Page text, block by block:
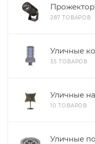
287 ТОВАРОВ
Уличные
35 ТОВАРОВ
Уличные
10 ТОВАРОВ
Уличные